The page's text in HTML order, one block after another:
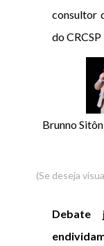
consultor
do CRCSP
Brunno
(Se deseja
Debate